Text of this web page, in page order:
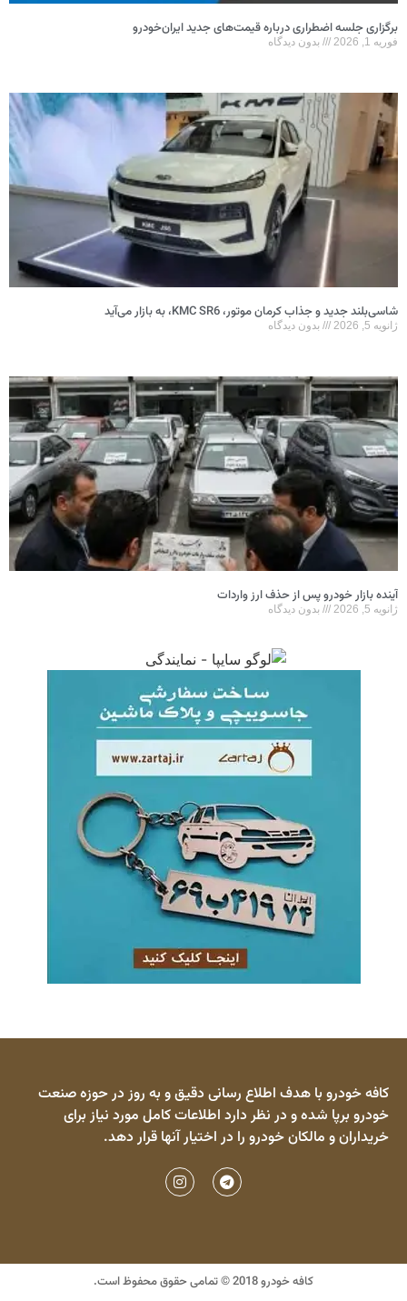
برگزاری جلسه اضطراری درباره قیمت‌های جدید ایران‌خودرو
فوریه 1, 2026 بدون دیدگاه
شاسی‌بلند جدید و جذاب کرمان موتور، KMC SR6، به بازار می‌آید
ژانویه 5, 2026 بدون دیدگاه
آینده بازار خودرو پس از حذف ارز واردات
ژانویه 5, 2026 بدون دیدگاه
کافه خودرو با هدف اطلاع رسانی دقیق و به روز در حوزه صنعت
خودرو برپا شده و در نظر دارد اطلاعات کامل مورد نیاز برای
خریداران و مالکان خودرو را در اختیار آنها قرار دهد.
کافه خودرو 2018 © تمامی حقوق محفوظ است.